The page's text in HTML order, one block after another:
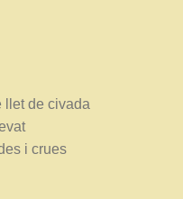
llet de civada
i crues